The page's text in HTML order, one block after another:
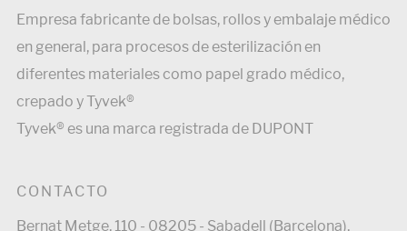
Empresa fabricante de bolsas, rollos y embalaje médico
en general, para procesos de esterilización en
diferentes materiales como papel grado médico,
crepado y Tyvek®
Tyvek® es una marca registrada de DUPONT
CONTACTO
Bernat Metge, 110 - 08205 - Sabadell (Barcelona),